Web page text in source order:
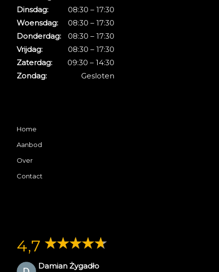
Dinsdag:
08:30 – 17:30
Woensdag:
08:30 – 17:30
Donderdag:
08:30 – 17:30
Vrijdag:
08:30 – 17:30
Zaterdag:
09:30 – 14:30
Zondag:
Gesloten
Home
Aanbod
Over
Contact
4,7
Damian Żygadło